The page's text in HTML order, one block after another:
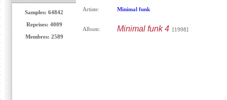
Samples: 64842
Reprises: 4009
Membres: 2589
Artiste: Minimal funk
Album: Minimal funk 4[1998]